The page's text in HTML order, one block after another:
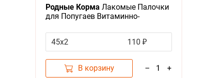
Родные Корма Лакомые Палочки
для Попугаев Витаминно-
45х2
110 ₽
В корзину – 1 +